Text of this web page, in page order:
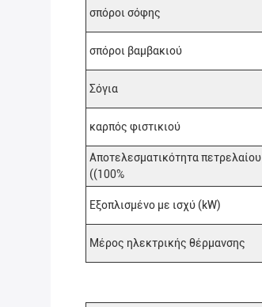
σπόροι σόφης
σπόροι βαμβακιού
Σόγια
καρπός φιστικιού
Αποτελεσματικότητα πετρελαίου
((100%
Εξοπλισμένο με ισχύ (kW)
Μέρος ηλεκτρικής θέρμανσης